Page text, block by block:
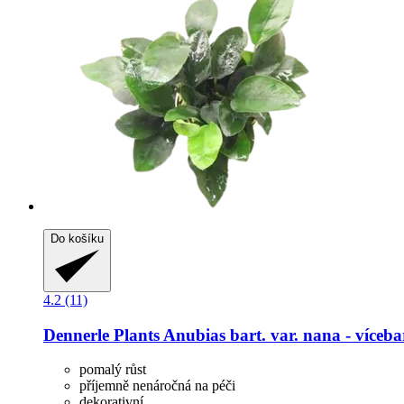
Do košíku
4.2 (11)
Dennerle Plants Anubias bart. var. nana -​
pomalý růst
příjemně nenáročná na péči